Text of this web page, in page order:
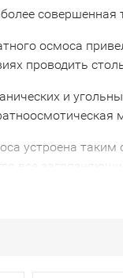
совершенная
осмоса
проводить
и
устроена таким
в
на пользу